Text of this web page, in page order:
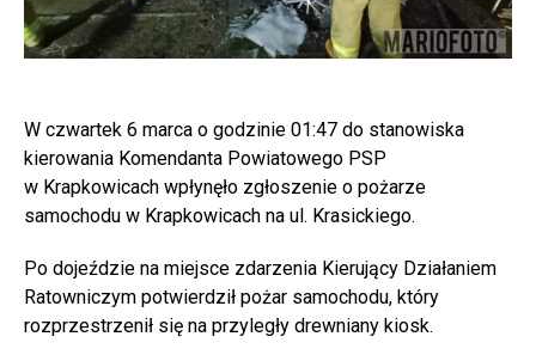
W czwartek 6 marca o godzinie 01:47 do stanowiska
kierowania Komendanta Powiatowego PSP
w Krapkowicach wpłynęło zgłoszenie o pożarze
samochodu w Krapkowicach na ul. Krasickiego.
Po dojeździe na miejsce zdarzenia Kierujący Działaniem
Ratowniczym potwierdził pożar samochodu, który
rozprzestrzenił się na przyległy drewniany kiosk.